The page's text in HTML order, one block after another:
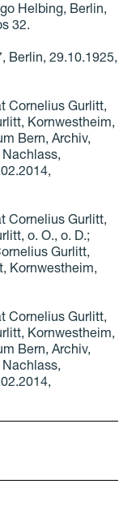
Helbing, Berlin,
32.
Berlin, 29.10.1925,
Cornelius Gurlitt,
Kornwestheim,
Bern, Archiv,
Cornelius Gurlitt,
o. O., o. D.;
Gurlitt,
Kornwestheim,
Cornelius Gurlitt,
Kornwestheim,
Bern, Archiv,